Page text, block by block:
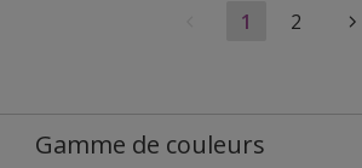
1 2
Gamme de couleurs